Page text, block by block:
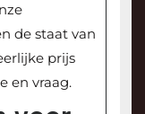
de staat van
prijs
en vraag.